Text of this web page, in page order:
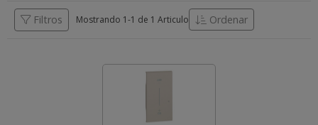
Filtros Mostrando 1-1 de 1 Articulo Ordenar